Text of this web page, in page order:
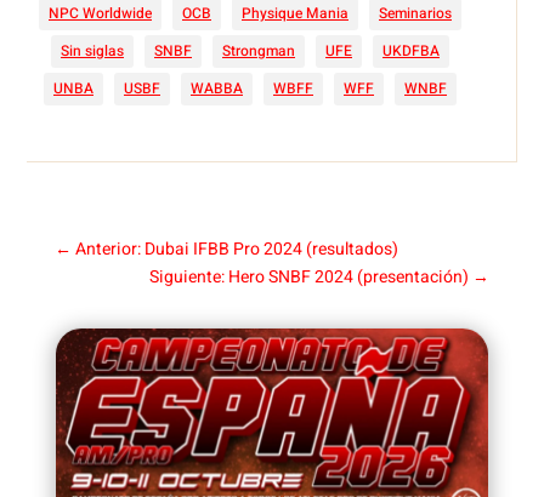
NPC Worldwide
OCB Physique Mania
Seminarios
Sin siglas
SNBF Strongman UFE
UKDFBA
UNBA
USBF WABBA WBFF WFF WNBF
← Anterior: Dubai IFBB Pro 2024 (resultados)
Siguiente: Hero SNBF 2024 (presentación) →